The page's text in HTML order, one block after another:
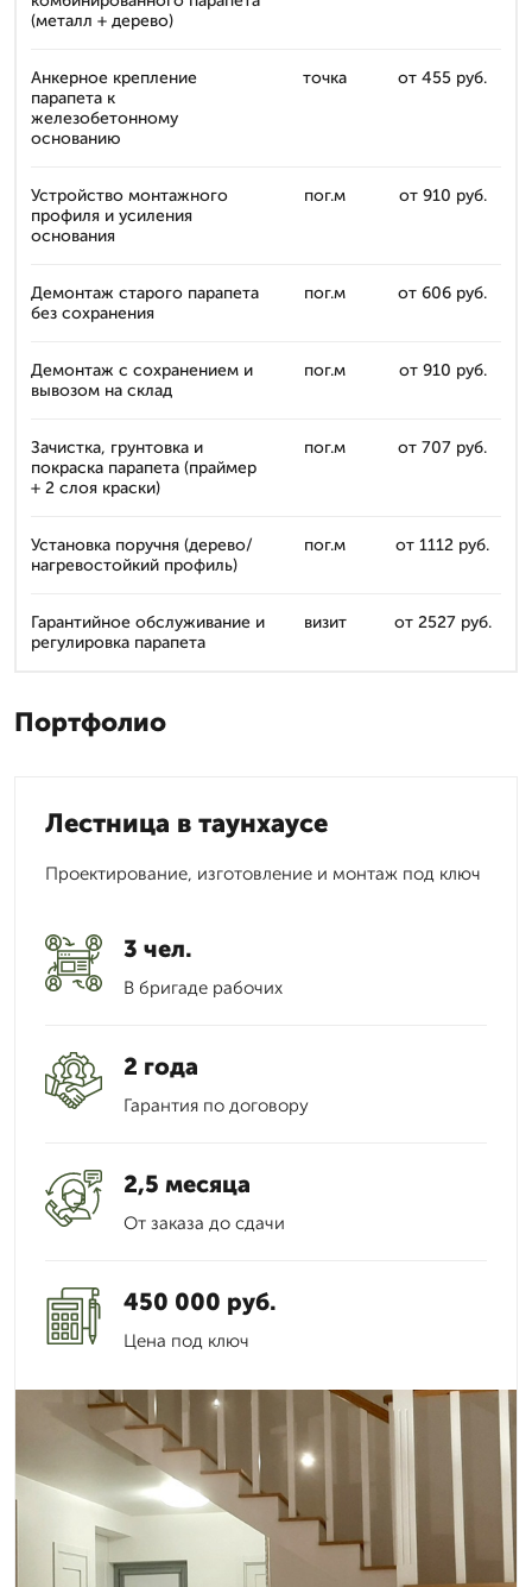
(металл + дерево)
Анкерное крепление
парапета к
железобетонному
основанию
точка от 455 руб.
Устройство монтажного
профиля и усиления
основания
пог.м от 910 руб.
Демонтаж старого парапета
без сохранения
пог.м от 606 руб.
Демонтаж с сохранением и
вывозом на склад
пог.м от 910 руб.
Зачистка, грунтовка и
покраска парапета (праймер
+ 2 слоя краски)
пог.м от 707 руб.
Установка поручня (дерево/
нагревостойкий профиль)
пог.м от 1112 руб.
Гарантийное обслуживание и
регулировка парапета
визит от 2527 руб.
Портфолио
Лестница в таунхаусе
Проектирование, изготовление и монтаж под ключ
3 чел.
В бригаде рабочих
2 года
Гарантия по договору
2,5 месяца
От заказа до сдачи
450 000 руб.
Цена под ключ